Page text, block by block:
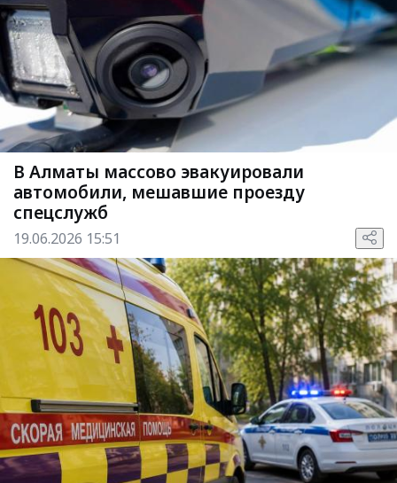
В Алматы массово эвакуировали
автомобили, мешавшие проезду
спецслужб
19.06.2026 15:51